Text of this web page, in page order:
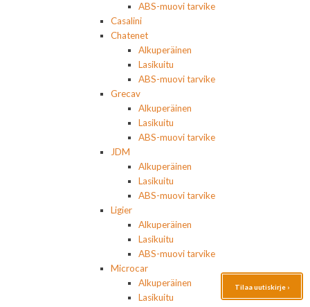
ABS-muovi tarvike
Casalini
Chatenet
Alkuperäinen
Lasikuitu
ABS-muovi tarvike
Grecav
Alkuperäinen
Lasikuitu
ABS-muovi tarvike
JDM
Alkuperäinen
Lasikuitu
ABS-muovi tarvike
Ligier
Alkuperäinen
Lasikuitu
ABS-muovi tarvike
Microcar
Alkuperäinen
Lasikuitu
Tilaa uutiskirje ›